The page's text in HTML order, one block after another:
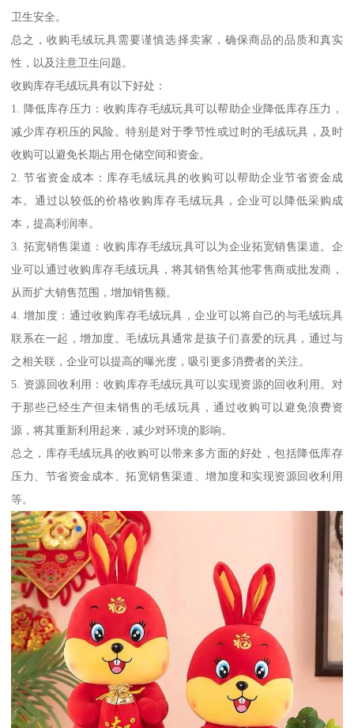
卫生安全。
总之，收购毛绒玩具需要谨慎选择卖家，确保商品的品质和真实
性，以及注意卫生问题。
收购库存毛绒玩具有以下好处：
1. 降低库存压力：收购库存毛绒玩具可以帮助企业降低库存压力，
减少库存积压的风险。特别是对于季节性或过时的毛绒玩具，及时
收购可以避免长期占用仓储空间和资金。
2. 节省资金成本：库存毛绒玩具的收购可以帮助企业节省资金成
本。通过以较低的价格收购库存毛绒玩具，企业可以降低采购成
本，提高利润率。
3. 拓宽销售渠道：收购库存毛绒玩具可以为企业拓宽销售渠道。企
业可以通过收购库存毛绒玩具，将其销售给其他零售商或批发商，
从而扩大销售范围，增加销售额。
4. 增加度：通过收购库存毛绒玩具，企业可以将自己的与毛绒玩具
联系在一起，增加度。毛绒玩具通常是孩子们喜爱的玩具，通过与
之相关联，企业可以提高的曝光度，吸引更多消费者的关注。
5. 资源回收利用：收购库存毛绒玩具可以实现资源的回收利用。对
于那些已经生产但未销售的毛绒玩具，通过收购可以避免浪费资
源，将其重新利用起来，减少对环境的影响。
总之，库存毛绒玩具的收购可以带来多方面的好处，包括降低库存
压力、节省资金成本、拓宽销售渠道、增加度和实现资源回收利用
等。